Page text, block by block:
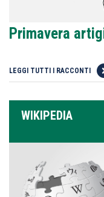
Primavera
LEGGI TUTTI I RACCONTI
WIKIPEDIA